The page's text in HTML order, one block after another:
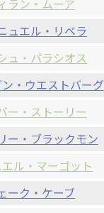
ュエル・リベラ
ュ・パラシオス
・ウエストバーグ
ー・ストーリー
ー・ブラックモン
ル・マーゴット
ーク・ケーブ